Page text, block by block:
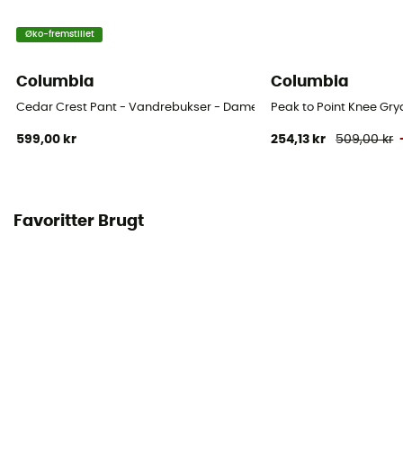
Øko-fremstillet
Columbia
Cedar Crest Pant - Vandrebukser - Damer
599,00 kr
Columbia
Peak to Point Knee
254,13 kr 509,00 kr
Favoritter Brugt